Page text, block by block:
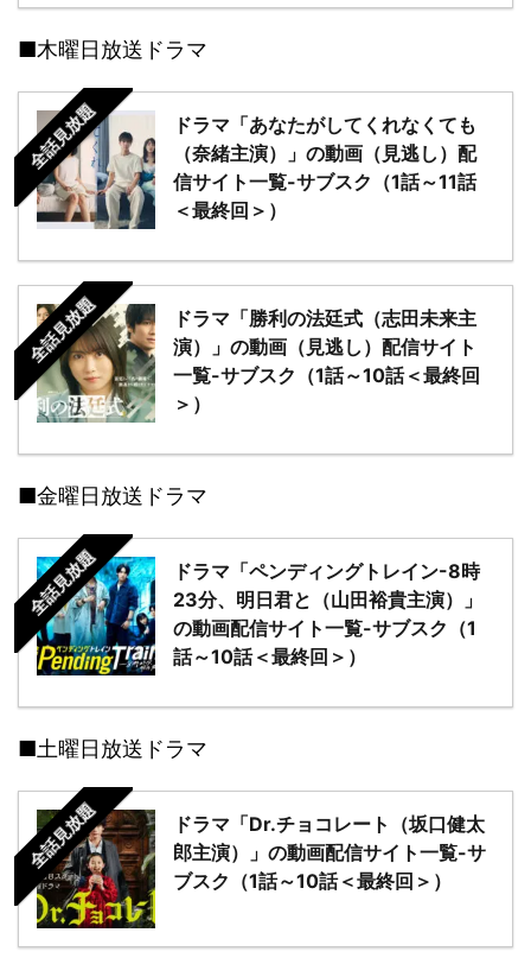
■木曜日放送ドラマ
全話見放題
ドラマ「あなたがしてくれなくても
（奈緒主演）」の動画（見逃し）配
信サイト一覧-サブスク（1話～11話
＜最終回＞）
全話見放題
ドラマ「勝利の法廷式（志田未来主
演）」の動画（見逃し）配信サイト
一覧-サブスク（1話～10話＜最終回
＞）
■金曜日放送ドラマ
全話見放題
ドラマ「ペンディングトレイン-8時
23分、明日君と（山田裕貴主演）」
の動画配信サイト一覧-サブスク（1
話～10話＜最終回＞）
■土曜日放送ドラマ
全話見放題
ドラマ「Dr.チョコレート（坂口健太
郎主演）」の動画配信サイト一覧-サ
ブスク（1話～10話＜最終回＞）